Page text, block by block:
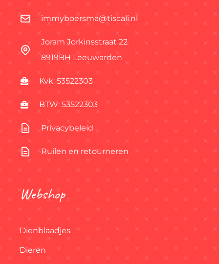
immyboersma@tiscali.nl
Joram Jorkinsstraat 22
8919BH Leeuwarden
Kvk: 53522303
BTW: 53522303
Privacybeleid
Ruilen en retourneren
Webshop
Dienblaadjes
Dieren